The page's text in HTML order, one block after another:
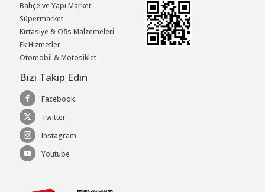
Bahçe ve Yapı Market
Süpermarket
Kırtasiye & Ofis Malzemeleri
Ek Hizmetler
Otomobil & Motosiklet
Bizi Takip Edin
Facebook
Twitter
Instagram
Youtube